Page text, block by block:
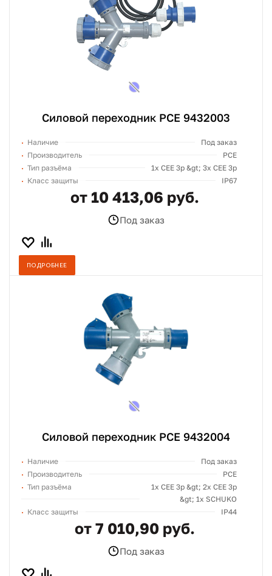
Силовой переходник PCE 9432003
Наличие
Под заказ
Производитель
PCE
Тип разъёма
1х СЕЕ 3p &gt; 3х СЕЕ 3p
Класс защиты
IP67
от 10 413,06 руб.
Под заказ
ПОДРОБНЕЕ
Силовой переходник PCE 9432004
Наличие
Под заказ
Производитель
PCE
Тип разъёма
1х СЕЕ 3p &gt; 2х СЕЕ 3p
&gt; 1x SCHUKO
Класс защиты
IP44
от 7 010,90 руб.
Под заказ